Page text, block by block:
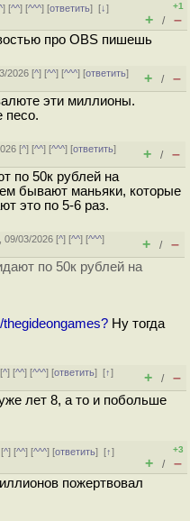
] [^^] [^^^] [ответить][↓]
+1
+ / –
про OBS пишешь
2026 [^] [^^] [^^^] [ответить]
+ / –
эти миллионы.
песо.
[^] [^^] [^^^] [ответить]
+ / –
по 50к рублей на
бывают маньяки, которые
это по 5-6 раз.
09/03/2026 [^] [^^] [^^^]
+ / –
по 50к рублей на
Ну тогда
^] [^^] [^^^] [ответить][↑]
+ / –
лет 8, а то и побольше
^] [^^] [^^^] [ответить][↑]
+3
+ / –
пожертвовал